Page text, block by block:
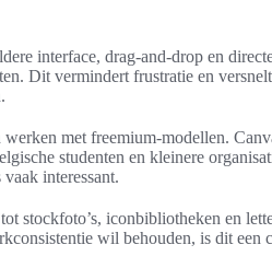
interface, drag-and-drop en
Dit vermindert frustratie en
met freemium-modellen.
studenten en kleinere
interessant.
stockfoto’s, iconbibliotheken en
wil behouden, is dit een